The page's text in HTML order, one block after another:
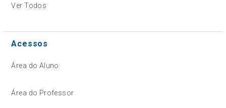
Ver Todos
Acessos
Área do Aluno
Área do Professor